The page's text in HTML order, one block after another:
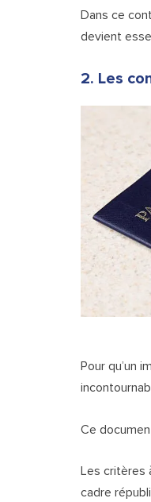
Dans ce
devient
2. Les
Pour qu’un
Ce
Les critères
cadre